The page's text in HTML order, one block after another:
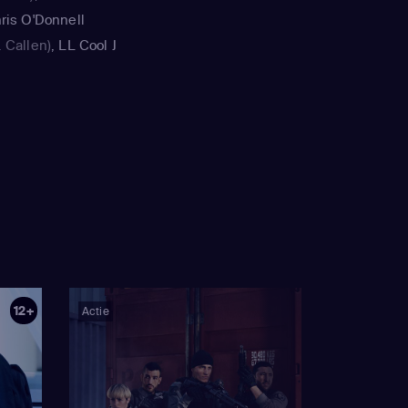
O'Donnell
Callen), LL Cool J
Smith
Callen)
12+ Actie